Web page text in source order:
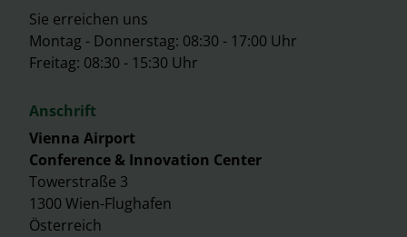
Sie erreichen uns
Montag - Donnerstag: 08:30 - 17:00 Uhr
Freitag: 08:30 - 15:30 Uhr
Anschrift
Vienna Airport
Conference & Innovation Center
Towerstraße 3
1300 Wien-Flughafen
Österreich